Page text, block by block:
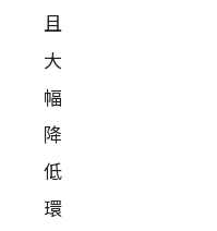
且
大
幅
降
低
環